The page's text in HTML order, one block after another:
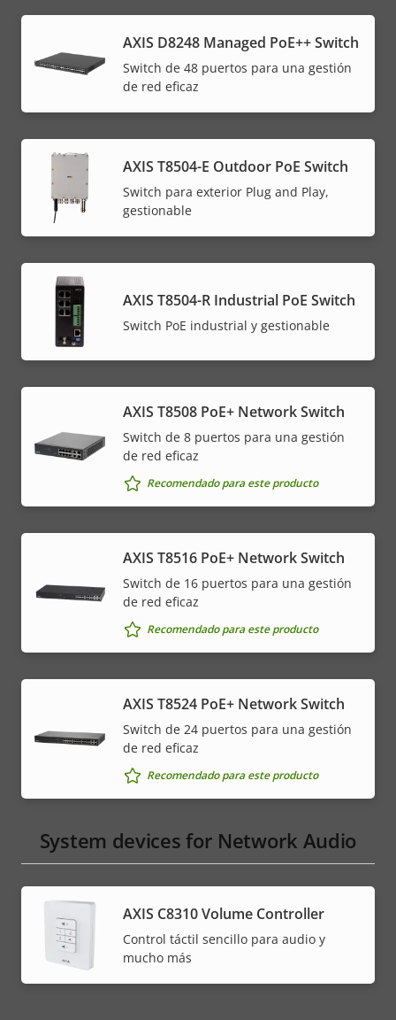
AXIS D8248 Managed PoE++ Switch
Switch de 48 puertos para una gestión
de red eficaz
AXIS T8504-E Outdoor PoE Switch
Switch para exterior Plug and Play,
gestionable
AXIS T8504-R Industrial PoE Switch
Switch PoE industrial y gestionable
AXIS T8508 PoE+ Network Switch
Switch de 8 puertos para una gestión
de red eficaz
Recomendado para este producto
AXIS T8516 PoE+ Network Switch
Switch de 16 puertos para una gestión
de red eficaz
Recomendado para este producto
AXIS T8524 PoE+ Network Switch
Switch de 24 puertos para una gestión
de red eficaz
Recomendado para este producto
System devices for Network Audio
AXIS C8310 Volume Controller
Control táctil sencillo para audio y
mucho más